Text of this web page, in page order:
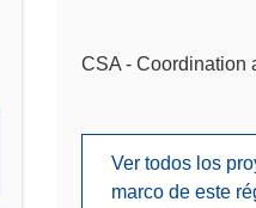
CSA - Coordination
Ver todos los
marco de este